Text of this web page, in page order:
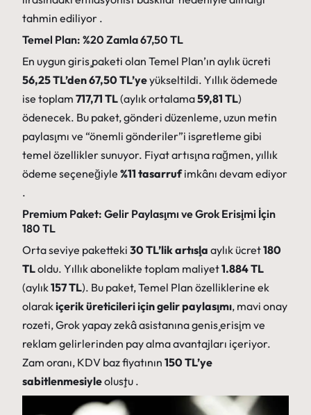
tahmin ediliyor .
Temel Plan: %20 Zamla 67,50 TL
En uygun giriş paketi olan Temel Plan’ın aylık ücreti
56,25 TL’den 67,50 TL’yeyükseltildi. Yıllık ödemede
ise toplam 717,71 TL(aylık ortalama59,81 TL)
ödenecek. Bu paket, gönderi düzenleme, uzun metin
paylaşımı ve “önemli gönderiler”i işaretleme gibi
temel özellikler sunuyor. Fiyat artışına rağmen, yıllık
ödeme seçeneğiyle %11 tasarrufimkânı devam ediyor
.
Premium Paket: Gelir Paylaşımı ve Grok Erişimi İçin
180 TL
Orta seviye paketteki 30 TL’lik artışla aylık ücret180
TLoldu. Yıllık abonelikte toplam maliyet1.884 TL
(aylık157 TL). Bu paket, Temel Plan özelliklerine ek
olarakiçerik üreticileri için gelir paylaşımı, mavi onay
rozeti, Grok yapay zekâ asistanına geniş erişim ve
reklam gelirlerinden pay alma avantajları içeriyor.
Zam oranı, KDV baz fiyatının 150 TL’ye
sabitlenmesiyleoluştu .